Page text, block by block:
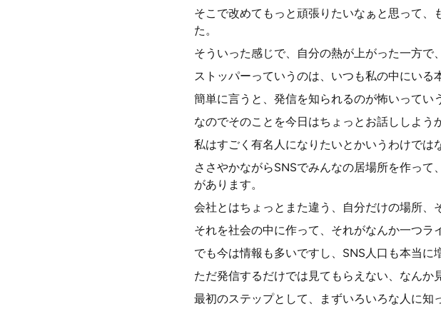
そこで改めてもっと頑張りたいなぁと思って
た。
そういった感じで、自分の熱が上がった一方で
ストッパーっていうのは、いつも私の中にいる
簡単に言うと、発信を知られるのが怖いってい
なのでそのことを今日はちょっとお話ししよう
私はすごく有名人になりたいとかいうわけでは
ささやかながらSNSでみんなの居場所を作っ
があります。
会社とはちょっとまた違う、自分だけの場所、
それを社会の中に作って、それがなんか一つラ
でも今は情報も多いですし、SNS人口も本当に
ただ発信するだけでは見てもらえない、なんか
最初のステップとして、まずいろいろな人に知